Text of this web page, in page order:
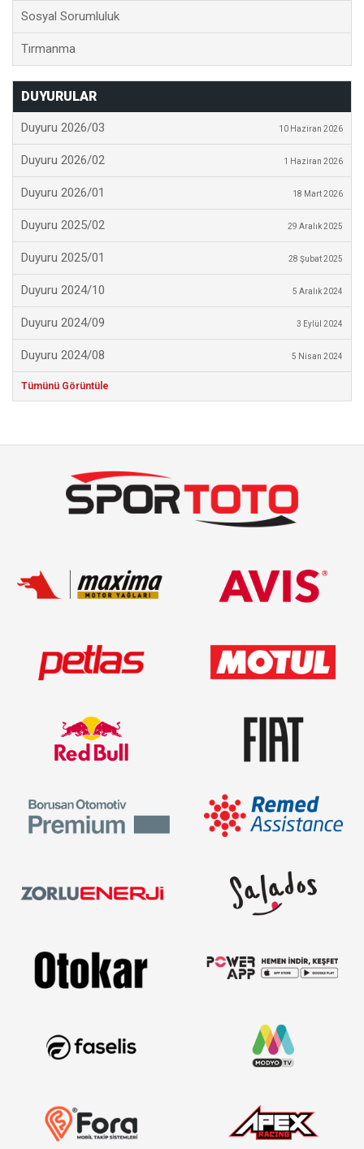
Sosyal Sorumluluk
Tırmanma
DUYURULAR
Duyuru 2026/03 10 Haziran 2026
Duyuru 2026/02 1 Haziran 2026
Duyuru 2026/01 18 Mart 2026
Duyuru 2025/02 29 Aralık 2025
Duyuru 2025/01 28 Şubat 2025
Duyuru 2024/10 5 Aralık 2024
Duyuru 2024/09 3 Eylül 2024
Duyuru 2024/08 5 Nisan 2024
Tümünü Görüntüle